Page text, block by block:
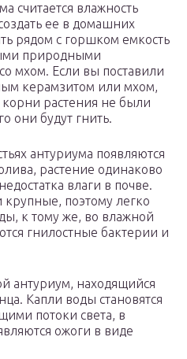
считается влажность
ее в домашних
рядом с горшком емкость
природными
мхом. Если вы поставили
керамзитом или мхом,
корни растения не были
они будут гнить.
антуриума появляются
растение одинаково
влаги в почве.
крупные, поэтому легко
к тому же, во влажной
гнилостные бактерии и
антуриум, находящийся
Капли воды становятся
потоки света, в
ожоги в виде